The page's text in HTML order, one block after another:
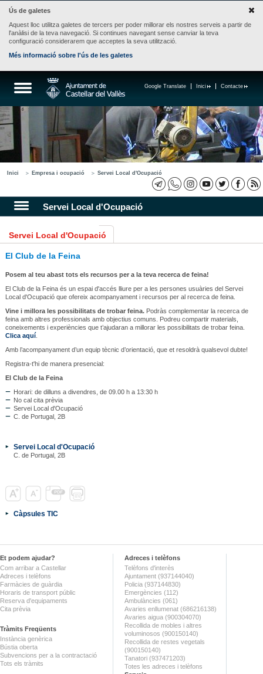
Ús de galetes
Aquest lloc utilitza galetes de tercers per poder millorar els nostres serveis a partir de
l'anàlisi de la teva navegació. Si continues navegant sense canviar la teva
configuració considerarem que acceptes la seva utilització.
Més informació sobre l'ús de les galetes
Contacte
Inici
Google Translate
Inici Empresa i ocupació Servei Local d'Ocupació
Servei Local d'Ocupació
Servei Local d'Ocupació
El Club de la Feina
Posem al teu abast tots els recursos per a la teva recerca de feina!
El Club de la Feina és un espai d'accés lliure per a les persones usuàries del Servei
Local d'Ocupació que ofereix acompanyament i recursos per al recerca de feina.
Vine i millora les possibilitats de trobar feina.Podràs complementar la recerca de
feina amb altres professionals amb objectius comuns. Podreu compartir materials,
coneixements i experiències que t’ajudaran a millorar les possibilitats de trobar feina.
Clica aquí.
Amb l’acompanyament d’un equip tècnic d’orientació, que et resoldrà qualsevol dubte!
Registra-t'hi de manera presencial:
El Club de la Feina
Horari: de dilluns a divendres, de 09.00 h a 13:30 h
No cal cita prèvia
Servei Local d'Ocupació
C. de Portugal, 2B
Servei Local d'Ocupació
C. de Portugal, 2B
Càpsules TIC
Et podem ajudar?
Com arribar a Castellar
Adreces i telèfons
Farmàcies de guàrdia
Horaris de transport públic
Reserva d'equipaments
Cita prèvia
Tràmits Freqüents
Instància genèrica
Bústia oberta
Subvencions per a la contractació
Tots els tràmits
Adreces i telèfons
Telèfons d'interès
Ajuntament (937144040)
Policia (937144830)
Emergències (112)
Ambulàncies (061)
Avaries enllumenat (686216138)
Avaries aigua (900304070)
Recollida de mobles i altres
voluminosos (900150140)
Recollida de restes vegetals
(900150140)
Tanatori (937471203)
Totes les adreces i telèfons